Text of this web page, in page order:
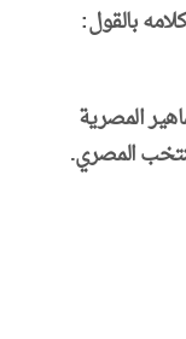
بالقول:
المصرية
المصري.